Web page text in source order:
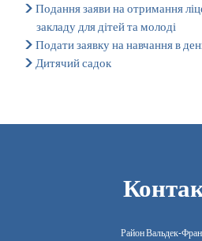
Подання заяви на отримання
закладу для дітей та молоді
Подати заявку на навчання в
Дитячий садок
Район Вальдек-